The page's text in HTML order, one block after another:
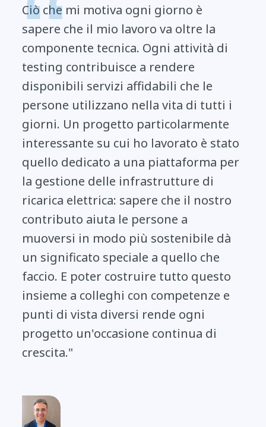
Ciò che mi motiva ogni giorno è
sapere che il mio lavoro va oltre la
componente tecnica. Ogni attività di
testing contribuisce a rendere
disponibili servizi affidabili che le
persone utilizzano nella vita di tutti i
giorni. Un progetto particolarmente
interessante su cui ho lavorato è stato
quello dedicato a una piattaforma per
la gestione delle infrastrutture di
ricarica elettrica: sapere che il nostro
contributo aiuta le persone a
muoversi in modo più sostenibile dà
un significato speciale a quello che
faccio. E poter costruire tutto questo
insieme a colleghi con competenze e
punti di vista diversi rende ogni
progetto un'occasione continua di
crescita."